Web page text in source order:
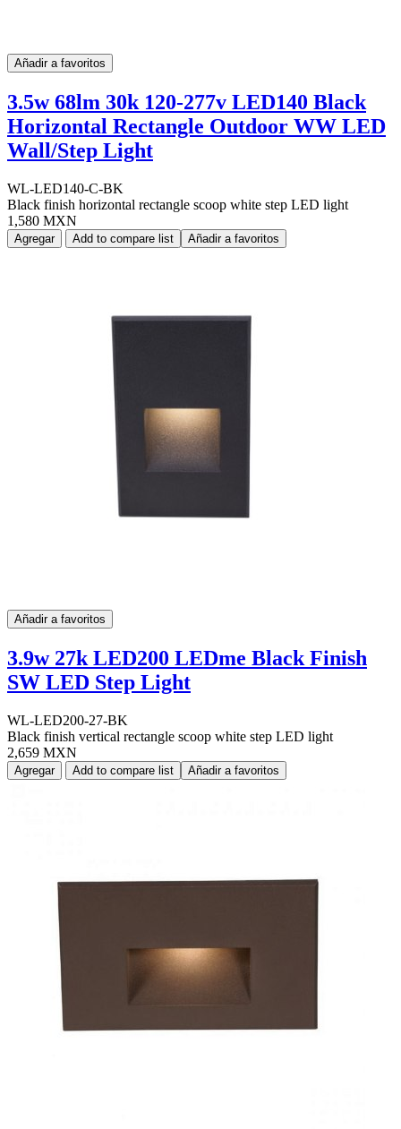
Añadir a favoritos
3.5w 68lm 30k 120-277v LED140 Black
Horizontal Rectangle Outdoor WW LED
Wall/Step Light
WL-LED140-C-BK
Black finish horizontal rectangle scoop white step LED light
1,580 MXN
Agregar Add to compare list Añadir a favoritos
Añadir a favoritos
3.9w 27k LED200 LEDme Black Finish
SW LED Step Light
WL-LED200-27-BK
Black finish vertical rectangle scoop white step LED light
2,659 MXN
Agregar Add to compare list Añadir a favoritos